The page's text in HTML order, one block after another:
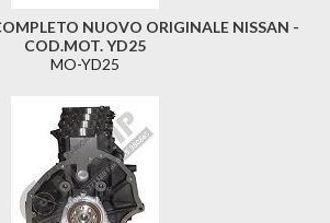
NUOVO ORIGINALE NISSAN -
COD.MOT. YD25
MO-YD25